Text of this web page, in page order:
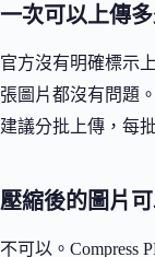
一次可以上傳
官方沒有明確標示
張圖片都沒有問題
建議分批上傳，每
壓縮後的圖片
不可以。Compress